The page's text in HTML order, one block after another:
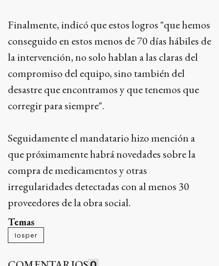
Finalmente, indicó que estos logros "que hemos
conseguido en estos menos de 70 días hábiles de
la intervención, no solo hablan a las claras del
compromiso del equipo, sino también del
desastre que encontramos y que tenemos que
corregir para siempre".
Seguidamente el mandatario hizo mención a
que próximamente habrá novedades sobre la
compra de medicamentos y otras
irregularidades detectadas con al menos 30
proveedores de la obra social.
Temas
Iosper